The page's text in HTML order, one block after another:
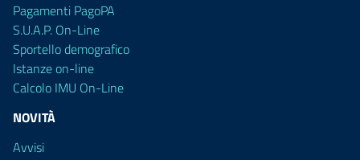
Pagamenti PagoPA
S.U.A.P. On-Line
Sportello demografico
Istanze on-line
Calcolo IMU On-Line
NOVITÀ
Avvisi